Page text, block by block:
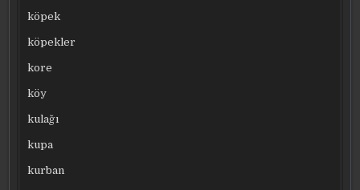
köpek
köpekler
kore
köy
kulağı
kupa
kurban